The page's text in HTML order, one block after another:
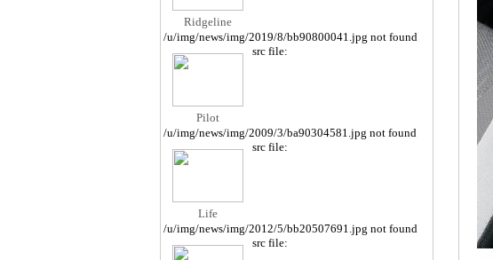
Ridgeline
/u/img/news/img/2019/8/bb90800041.jpg not found
Pilot
src file:
/u/img/news/img/2009/3/ba90304581.jpg not found
Life
src file:
/u/img/news/img/2012/5/bb20507691.jpg not found
src file: